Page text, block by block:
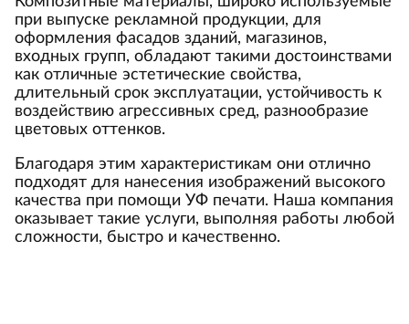
при выпуске рекламной продукции, для
оформления фасадов зданий, магазинов,
входных групп, обладают такими достоинствами
как отличные эстетические свойства,
длительный срок эксплуатации, устойчивость к
воздействию агрессивных сред, разнообразие
цветовых оттенков.
Благодаря этим характеристикам они отлично
подходят для нанесения изображений высокого
качества при помощи УФ печати. Наша компания
оказывает такие услуги, выполняя работы любой
сложности, быстро и качественно.